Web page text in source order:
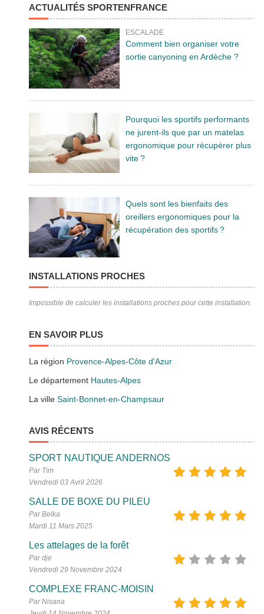
ACTUALITÉS SPORTENFRANCE
ESCALADE
Comment bien organiser votre
sortie canyoning en Ardèche ?
Pourquoi les sportifs performants
ne jurent-ils que par un matelas
ergonomique pour récupérer plus
vite ?
Quels sont les bienfaits des
oreillers ergonomiques pour la
récupération des sportifs ?
INSTALLATIONS PROCHES
Impossible de calculer les installations proches pour cette installation.
EN SAVOIR PLUS
La région Provence-Alpes-Côte d'Azur
Le département Hautes-Alpes
La villeSaint-Bonnet-en-Champsaur
AVIS RÉCENTS
SPORT NAUTIQUE ANDERNOS
Par Tim
Vendredi 03 Avril 2026
SALLE DE BOXE DU PILEU
Par Belka
Mardi 11 Mars 2025
Les attelages de la forêt
Par dje
Vendredi 29 Novembre 2024
COMPLEXE FRANC-MOISIN
Par Nisana